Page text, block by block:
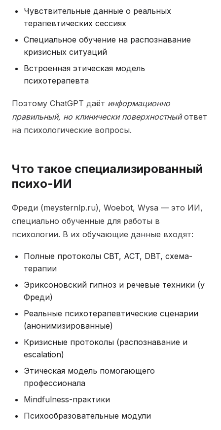
Чувствительные данные о реальных
терапевтических сессиях
Специальное обучение на распознавание
кризисных ситуаций
Встроенная этическая модель
психотерапевта
Поэтому ChatGPT даёт информационно
правильный, но клинически поверхностныйответ
на психологические вопросы.
Что такое специализированный
психо-ИИ
Фреди (meysternlp.ru), Woebot, Wysa — это ИИ,
специально обученные для работы в
психологии. В их обучающие данные входят:
Полные протоколы CBT, ACT, DBT, схема-
терапии
Эриксоновский гипноз и речевые техники (у
Фреди)
Реальные психотерапевтические сценарии
(анонимизированные)
Кризисные протоколы (распознавание и
escalation)
Этическая модель помогающего
профессионала
Mindfulness-практики
Психообразовательные модули